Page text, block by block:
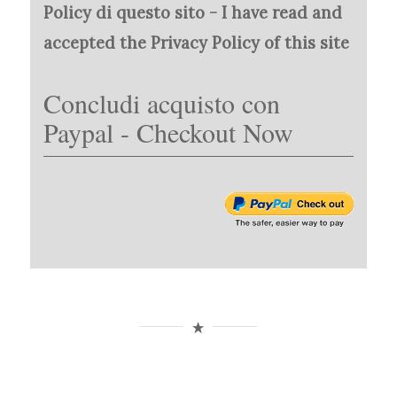
Policy di questo sito - I have read and
accepted the Privacy Policy of this site
Concludi acquisto con
Paypal - Checkout Now